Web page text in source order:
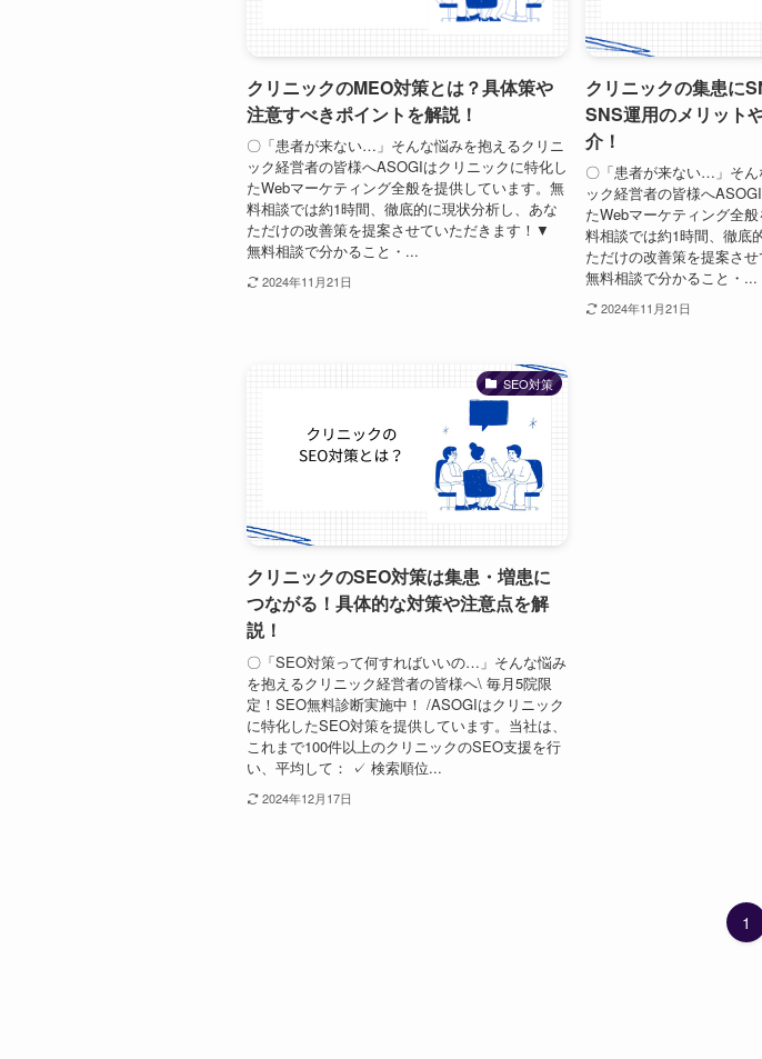
クリニックのMEO対策とは？具体策や
注意すべきポイントを解説！
〇「患者が来ない…」そんな悩みを抱えるクリニ
ック経営者の皆様へASOGIはクリニックに特化し
たWebマーケティング全般を提供しています。無
料相談では約1時間、徹底的に現状分析し、あな
ただけの改善策を提案させていただきます！▼
無料相談で分かること・...
2024年11月21日
クリニックの集患に
SNS運用のメリット
介！
〇「患者が来ない…」そ
ック経営者の皆様へ
たWebマーケティング全
料相談では約1時間、徹底
ただけの改善策を提案さ
無料相談で分かること・...
2024年11月21日
SEO対策
クリニックのSEO対策は集患・増患に
つながる！具体的な対策や注意点を解
説！
〇「SEO対策って何すればいいの…」そんな悩み
を抱えるクリニック経営者の皆様へ\ 毎月5院限
定！SEO無料診断実施中！ /ASOGIはクリニック
に特化したSEO対策を提供しています。当社は、
これまで100件以上のクリニックのSEO支援を行
い、平均して： ✓ 検索順位...
2024年12月17日
1